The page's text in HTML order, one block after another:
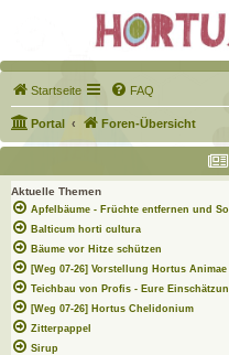
Startseite FAQ
Portal Foren-Übersicht
Aktuelle Themen
Apfelbäume - Früchte entfernen und
Balticum horti cultura
Bäume vor Hitze schützen
[Weg 07-26] Vorstellung Hortus
Teichbau von Profis - Eure
[Weg 07-26] Hortus Chelidonium
Zitterpappel
Sirup